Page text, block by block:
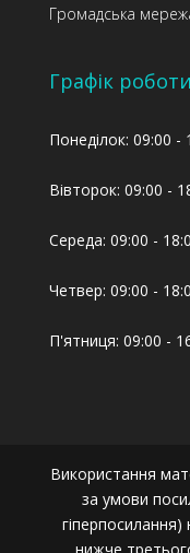
Громадська
Графік роботи
Понеділок: 09:00 -
Вівторок: 09:00 -
Середа: 09:00 -
Четвер: 09:00 -
П'ятниця: 09:00 -
Використання
за умови